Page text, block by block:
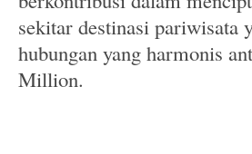
sekitar destinasi pariwisata
hubungan yang harmonis
Million.